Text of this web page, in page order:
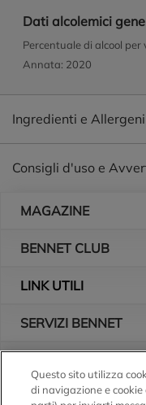
Dati alcolemici
Percentuale di alcool per
Annata: 2020
Ingredienti e Allergeni
Consigli d'uso e
MAGAZINE
BENNET CLUB
LINK UTILI
SERVIZI BENNET
Logo Bennet
Seguici sui nostri
Questo sito utilizza
di navigazione e